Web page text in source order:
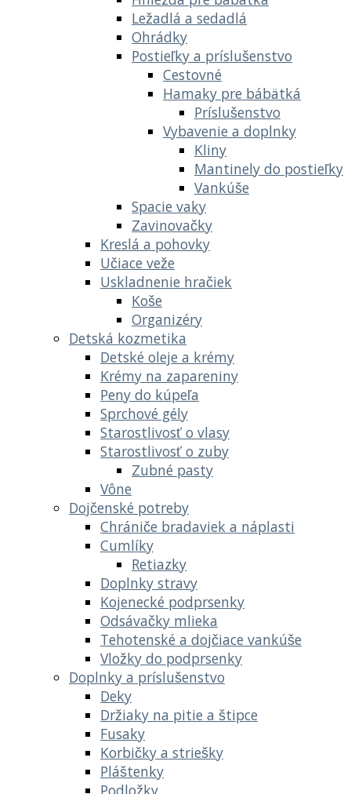
Ležadlá a sedadlá
Ohrádky
Postieľky a príslušenstvo
Cestovné
Hamaky pre bábätká
Príslušenstvo
Vybavenie a doplnky
Kliny
Mantinely do postieľky
Vankúše
Spacie vaky
Zavinovačky
Kreslá a pohovky
Učiace veže
Uskladnenie hračiek
Koše
Organizéry
Detská kozmetika
Detské oleje a krémy
Krémy na zapareniny
Peny do kúpeľa
Sprchové gély
Starostlivosť o vlasy
Starostlivosť o zuby
Zubné pasty
Vône
Dojčenské potreby
Chrániče bradaviek a náplasti
Cumlíky
Retiazky
Doplnky stravy
Kojenecké podprsenky
Odsávačky mlieka
Tehotenské a dojčiace vankúše
Vložky do podprsenky
Doplnky a príslušenstvo
Deky
Držiaky na pitie a štipce
Fusaky
Korbičky a striešky
Pláštenky
Podložky